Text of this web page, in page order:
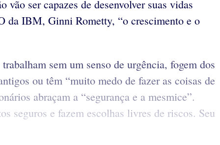
ser capazes de desenvolver suas vidas
da IBM, Ginni Rometty, “o crescimento e o
sem um senso de urgência, fogem dos
ou têm “muito medo de fazer as coisas de
abraçam a “segurança e a mesmice”.
seguros e fazem escolhas livres de riscos. Seu